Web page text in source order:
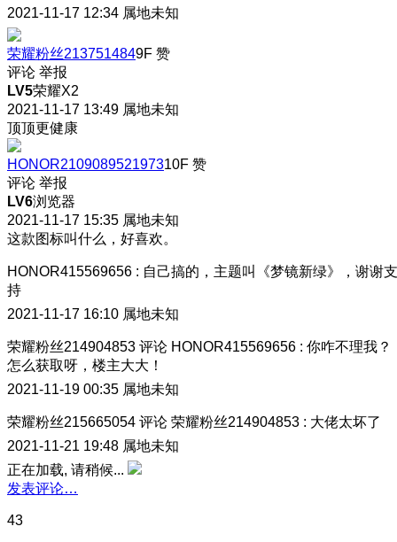
2021-11-17 12:34 属地未知
荣耀粉丝2137514849F 赞
评论 举报
LV5荣耀X2
2021-11-17 13:49 属地未知
顶顶更健康
HONOR210908952197310F 赞
评论 举报
LV6浏览器
2021-11-17 15:35 属地未知
这款图标叫什么，好喜欢。
HONOR415569656 : 自己搞的，主题叫《梦镜新绿》，谢谢支
持
2021-11-17 16:10 属地未知
荣耀粉丝214904853 评论 HONOR415569656 : 你咋不理我？
怎么获取呀，楼主大大！
2021-11-19 00:35 属地未知
荣耀粉丝215665054 评论 荣耀粉丝214904853 : 大佬太坏了
2021-11-21 19:48 属地未知
正在加载, 请稍候...
发表评论…
43